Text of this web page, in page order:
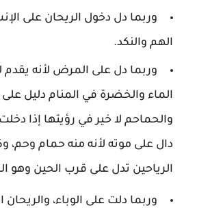
وربما دل دخول الريحان على
الهم والنكد.
وربما دل على المرض لأنه يقدم
الماء والخضرة في المنام دليل على
والحماحم لا خير في رؤيتها إذا
دال على موته لأنه منه حمام وحم،
الرياحين تدل على قرب الحين وهو
وربما دلت على الوباء،